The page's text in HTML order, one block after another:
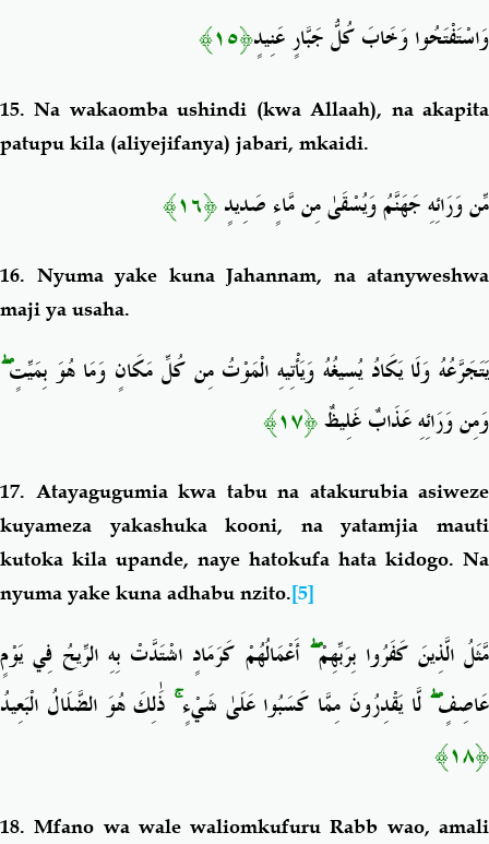
وَاسْتَفْتَحُوا وَخَابَ كُلُّ جَبَّارٍ عَنِيدٍ﴿١٥﴾
15. Na wakaomba ushindi (kwa Allaah), na akapita
patupu kila (aliyejifanya) jabari, mkaidi.
مِّن وَرَائِهِ جَهَنَّمُ وَيُسْقَىٰ مِن مَّاءٍ صَدِيدٍ﴿١٦﴾
16. Nyuma yake kuna Jahannam, na atanyweshwa
maji ya usaha.
يَتَجَرَّعُهُ وَلَا يَكَادُ يُسِيغُهُ وَيَأْتِيهِ الْمَوْتُ مِن كُلِّ مَكَانٍ وَمَا هُوَ بِمَيِّتٍۖ
وَمِن وَرَائِهِ عَذَابٌ غَلِيظٌ﴿١٧﴾
17. Atayagugumia kwa tabu na atakurubia asiweze
kuyameza yakashuka kooni, na yatamjia mauti
kutoka kila upande, naye hatokufa hata kidogo. Na
nyuma yake kuna adhabu nzito.[5]
مَّثَلُ الَّذِينَ كَفَرُوا بِرَبِّهِمْۖ أَعْمَالُهُمْ كَرَمَادٍ اشْتَدَّتْ بِهِ الرِّيحُ فِي يَوْمٍ
عَاصِفٍۖ لَّا يَقْدِرُونَ مِمَّا كَسَبُوا عَلَىٰ شَيْءٍۚ ذَٰلِكَ هُوَ الضَّلَالُ الْبَعِيدُ
﴿١٨﴾
18. Mfano wa wale waliomkufuru Rabb wao, amali